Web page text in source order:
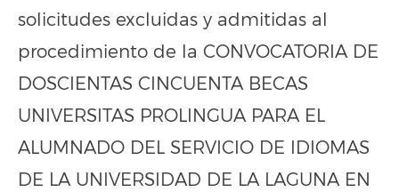
solicitudes excluidas y admitidas al
procedimiento de la CONVOCATORIA DE
DOSCIENTAS CINCUENTA BECAS
UNIVERSITAS PROLINGUA PARA EL
ALUMNADO DEL SERVICIO DE IDIOMAS
DE LA UNIVERSIDAD DE LA LAGUNA EN